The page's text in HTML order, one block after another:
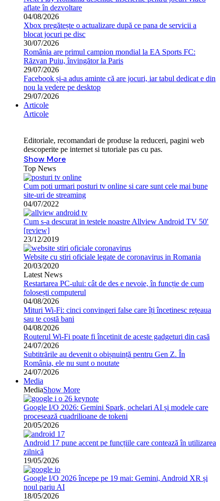
aflate în dezvoltare
04/08/2026
Xbox pregătește o actualizare după ce pana de servicii a
blocat jocuri pe disc
30/07/2026
România are primul campion mondial la EA Sports FC:
Răzvan Puiu, învingător la Paris
29/07/2026
Facebook și-a adus aminte că are jocuri, iar tabul dedicat e din
nou la vedere pe desktop
29/07/2026
Articole
Articole
Editoriale, recomandari de produse la reduceri, pagini web
descoperite pe internet si tutoriale pas cu pas.
Show More
Top News
Cum poti urmari posturi tv online si care sunt cele mai bune
site-uri de streaming
04/07/2022
Cum s-a descurat in testele noastre Allview Android TV 50′
[review]
23/12/2019
Website cu stiri oficiale legate de coronavirus in Romania
20/03/2020
Latest News
Restartarea PC-ului: cât de des e nevoie, în funcție de cum
folosești computerul
04/08/2026
Mituri Wi-Fi: cinci convingeri false care îți încetinesc rețeaua
sau te costă bani
04/08/2026
Routerul Wi-Fi poate fi încetinit de aceste gadgeturi din casă
24/07/2026
Subtitrările au devenit o obișnuință pentru Gen Z. În
România, ele nu sunt o noutate
24/07/2026
Media
MediaShow More
Google I/O 2026: Gemini Spark, ochelari AI și modele care
procesează cuadrilioane de tokeni
20/05/2026
Android 17 pune accent pe funcțiile care contează în utilizarea
zilnică
19/05/2026
Google I/O 2026 începe pe 19 mai: Gemini, Android XR și
noul pariu AI
18/05/2026